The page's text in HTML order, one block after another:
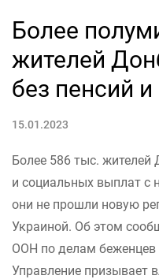
Более
жителей
без пенсий
15.01.2023
Более 586 тыс. жителей
и социальных выплат с
они не прошли новую
Украиной. Об этом
ООН по делам
Управление призывает